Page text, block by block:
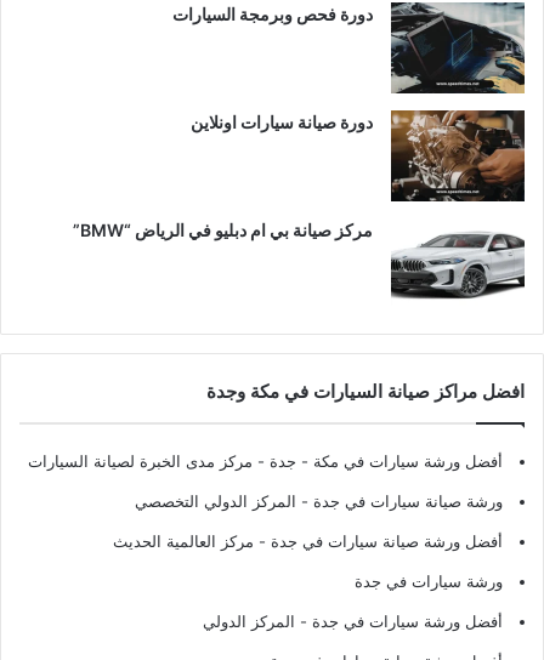
دورة فحص وبرمجة السيارات
دورة صيانة سيارات اونلاين
مركز صيانة بي ام دبليو في الرياض “BMW”
افضل مراكز صيانة السيارات في مكة وجدة
أفضل ورشة سيارات في مكة - جدة - مركز مدى الخبرة لصيانة السيارات
ورشة صيانة سيارات في جدة - المركز الدولي التخصصي
أفضل ورشة صيانة سيارات في جدة - مركز العالمية الحديث
ورشة سيارات في جدة
أفضل ورشة سيارات في جدة - المركز الدولي